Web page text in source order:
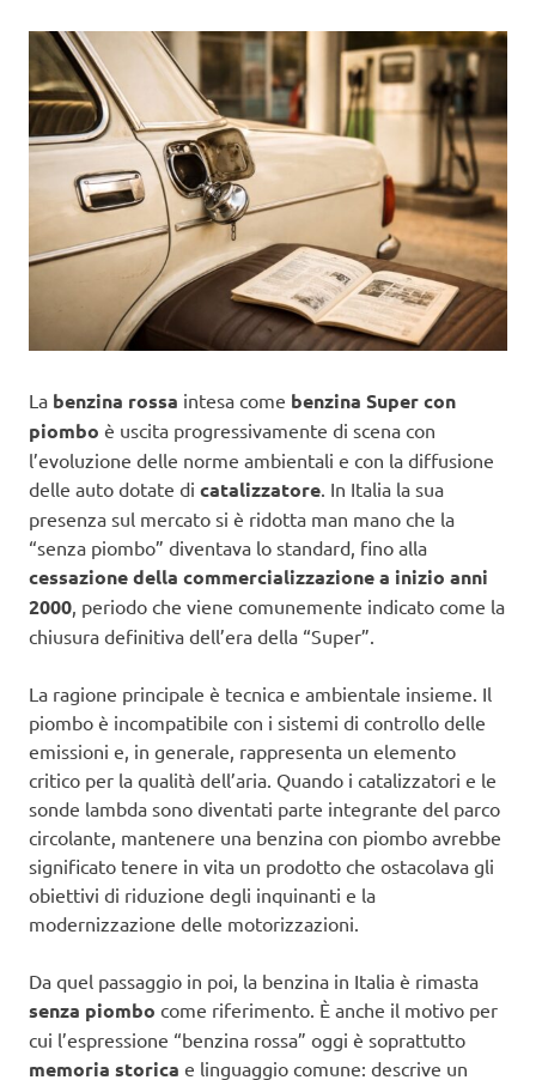
La benzina rossa intesa come benzina Super con
piombo è uscita progressivamente di scena con
l’evoluzione delle norme ambientali e con la diffusione
delle auto dotate di catalizzatore . In Italia la sua
presenza sul mercato si è ridotta man mano che la
“senza piombo” diventava lo standard, fino alla
cessazione della commercializzazione a inizio anni
2000 , periodo che viene comunemente indicato come la
chiusura definitiva dell’era della “Super”.
La ragione principale è tecnica e ambientale insieme. Il
piombo è incompatibile con i sistemi di controllo delle
emissioni e, in generale, rappresenta un elemento
critico per la qualità dell’aria. Quando i catalizzatori e le
sonde lambda sono diventati parte integrante del parco
circolante, mantenere una benzina con piombo avrebbe
significato tenere in vita un prodotto che ostacolava gli
obiettivi di riduzione degli inquinanti e la
modernizzazione delle motorizzazioni.
Da quel passaggio in poi, la benzina in Italia è rimasta
senza piombo come riferimento. È anche il motivo per
cui l’espressione “benzina rossa” oggi è soprattutto
memoria storica e linguaggio comune: descrive un